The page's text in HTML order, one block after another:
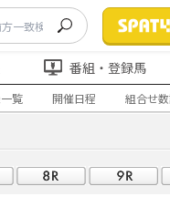
番組・登録馬
覧 開催日程 組合せ